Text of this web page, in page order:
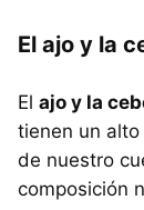
El ajo y la
El ajo y la
tienen un
de nuestro
composición